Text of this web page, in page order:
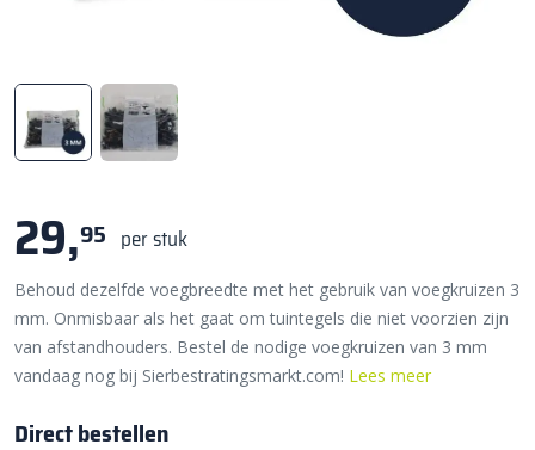
29,95 per stuk
Behoud dezelfde voegbreedte met het gebruik van voegkruizen 3
mm. Onmisbaar als het gaat om tuintegels die niet voorzien zijn
van afstandhouders. Bestel de nodige voegkruizen van 3 mm
vandaag nog bij Sierbestratingsmarkt.com! Lees meer
Direct bestellen